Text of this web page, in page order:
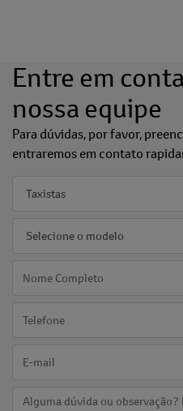
Entre em
nossa equipe
Para dúvidas, por favor,
entraremos em contato